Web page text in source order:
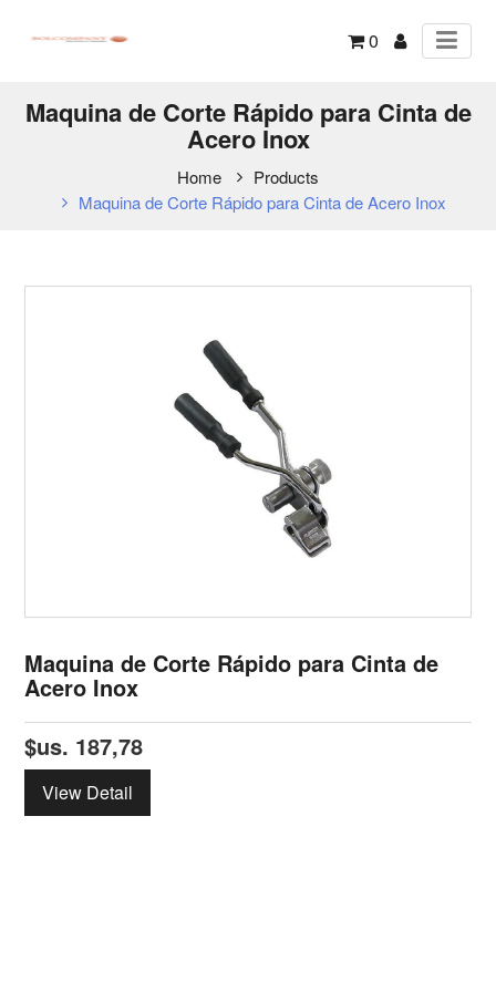
0
Maquina de Corte Rápido para Cinta de
Acero Inox
Home
Products
Maquina de Corte Rápido para Cinta de Acero Inox
Maquina de Corte Rápido para Cinta de
Acero Inox
$us. 187,78
View Detail